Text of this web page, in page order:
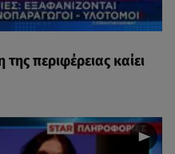
περιφέρειας καίει